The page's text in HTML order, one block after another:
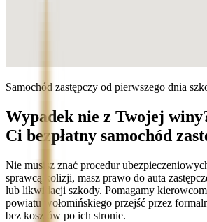
Samochód zastępczy od pierwszego dnia
Wypadek nie z Twojej
Ci bezpłatny samochód
Nie musisz znać procedur
sprawcą kolizji, masz prawo do auta
lub likwidacji szkody. Pomagamy kierowcom
powiatu wołomińskiego przejść przez
bez kosztów po ich stronie.